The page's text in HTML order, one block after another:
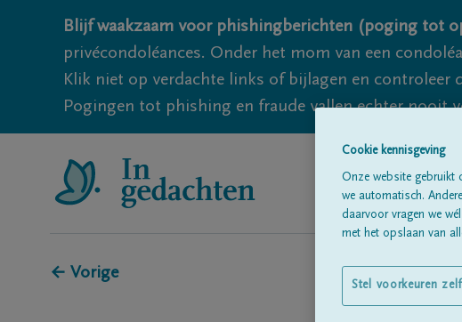
Blijf waakzaam voor phishingberichten (poging tot
privécondoléances. Onder het mom van een
Klik niet op verdachte links of bijlagen en controleer
Pogingen tot phishing en fraude vallen echter nooit
← Vorige
Cookie kennisgeving
Onze website gebruikt
we automatisch.
daarvoor vragen we
met het opslaan van
Stel voorkeuren